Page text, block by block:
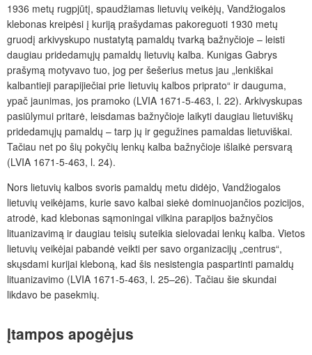
1936 metų rugpjūtį, spaudžiamas lietuvių veikėjų, Vandžiogalos
klebonas kreipėsi į kuriją prašydamas pakoreguoti 1930 metų
gruodį arkivyskupo nustatytą pamaldų tvarką bažnyčioje – leisti
daugiau pridedamųjų pamaldų lietuvių kalba. Kunigas Gabrys
prašymą motyvavo tuo, jog per šešerius metus jau „lenkiškai
kalbantieji parapijiečiai prie lietuvių kalbos priprato“ ir dauguma,
ypač jaunimas, jos pramoko (LVIA 1671-5-463, l. 22). Arkivyskupas
pasiūlymui pritarė, leisdamas bažnyčioje laikyti daugiau lietuviškų
pridedamųjų pamaldų – tarp jų ir gegužines pamaldas lietuviškai.
Tačiau net po šių pokyčių lenkų kalba bažnyčioje išlaikė persvarą
(LVIA 1671-5-463, l. 24).
Nors lietuvių kalbos svoris pamaldų metu didėjo, Vandžiogalos
lietuvių veikėjams, kurie savo kalbai siekė dominuojančios pozicijos,
atrodė, kad klebonas sąmoningai vilkina parapijos bažnyčios
lituanizavimą ir daugiau teisių suteikia sielovadai lenkų kalba. Vietos
lietuvių veikėjai pabandė veikti per savo organizacijų „centrus“,
skųsdami kurijai kleboną, kad šis nesistengia paspartinti pamaldų
lituanizavimo (LVIA 1671-5-463, l. 25–26). Tačiau šie skundai
likdavo be pasekmių.
Įtampos apogėjus